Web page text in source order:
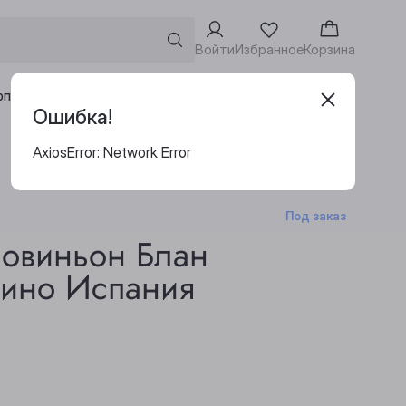
ВойтиИзбранноеКорзина
клиентам Адреса винотек
Под заказ
Блан
Испания
Ошибка!
AxiosError: Network Error